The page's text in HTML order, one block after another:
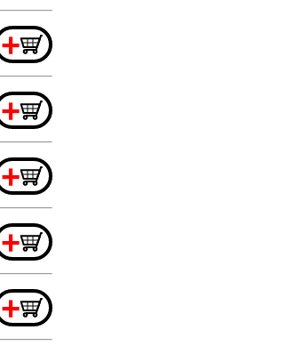
+
+
+
+
+